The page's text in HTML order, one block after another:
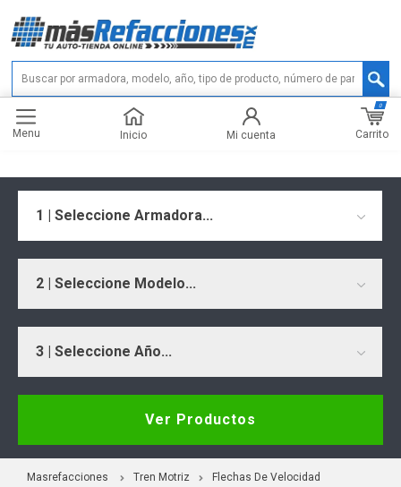
Menu Inicio Mi cuenta Carrito
0
1 | Seleccione Armadora...
2 | Seleccione Modelo...
3 | Seleccione Año...
Ver Productos
Masrefacciones Tren Motriz
Flechas De Velocidad